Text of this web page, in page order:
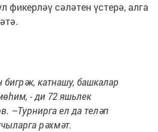
сәләтен үстерә, алга
катнашу, башкалар
- ди 72 яшьлек
–Турнирга ел да теләп
рәхмәт.